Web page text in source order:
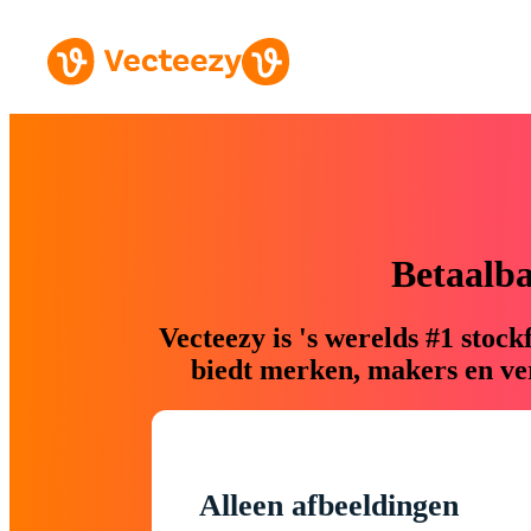
Vecteezy is 's werelds #1
biedt merken, makers en
Alleen afbeeldingen